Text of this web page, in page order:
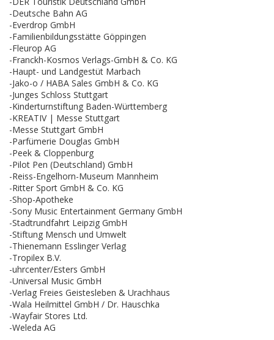
-Deutsche Bahn AG
-Everdrop GmbH
-Familienbildungsstätte Göppingen
-Fleurop AG
-Franckh-Kosmos Verlags-GmbH & Co. KG
-Haupt- und Landgestüt Marbach
-Jako-o / HABA Sales GmbH & Co. KG
-Junges Schloss Stuttgart
-Kinderturnstiftung Baden-Württemberg
-KREATIV | Messe Stuttgart
-Messe Stuttgart GmbH
-Parfümerie Douglas GmbH
-Peek & Cloppenburg
-Pilot Pen (Deutschland) GmbH
-Reiss-Engelhorn-Museum Mannheim
-Ritter Sport GmbH & Co. KG
-Shop-Apotheke
-Sony Music Entertainment Germany GmbH
-Stadtrundfahrt Leipzig GmbH
-Stiftung Mensch und Umwelt
-Thienemann Esslinger Verlag
-Tropilex B.V.
-uhrcenter/Esters GmbH
-Universal Music GmbH
-Verlag Freies Geistesleben & Urachhaus
-Wala Heilmittel GmbH / Dr. Hauschka
-Wayfair Stores Ltd.
-Weleda AG